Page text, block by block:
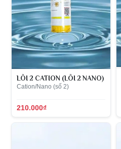
LÕI 2 CATION (LÕI 2 NANO)
Cation/Nano (số 2)
210.000₫